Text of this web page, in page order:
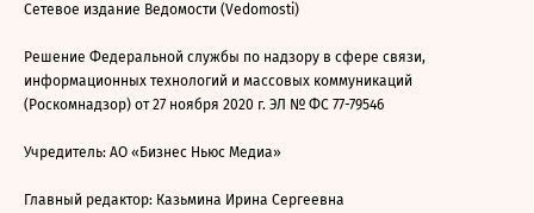
Сетевое издание Ведомости (Vedomosti)
Решение Федеральной службы по надзору в сфере связи,
информационных технологий и массовых коммуникаций
(Роскомнадзор) от 27 ноября 2020 г. ЭЛ № ФС 77-79546
Учредитель: АО «Бизнес Ньюс Медиа»
Главный редактор: Казьмина Ирина Сергеевна